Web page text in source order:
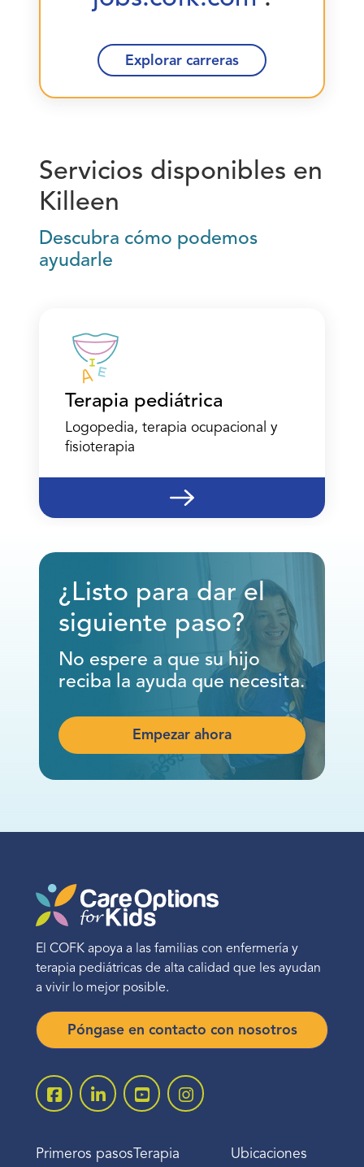
Explorar carreras
Servicios disponibles en
Killeen
Descubra cómo podemos
ayudarle
Terapia pediátrica
Logopedia, terapia ocupacional y
fisioterapia
¿Listo para dar el
siguiente paso?
No espere a que su hijo
reciba la ayuda que necesita.
Empezar ahora
El COFK apoya a las familias con enfermería y
terapia pediátricas de alta calidad que les ayudan
a vivir lo mejor posible.
Póngase en contacto con nosotros
Primeros pasos Terapia
Ubicaciones